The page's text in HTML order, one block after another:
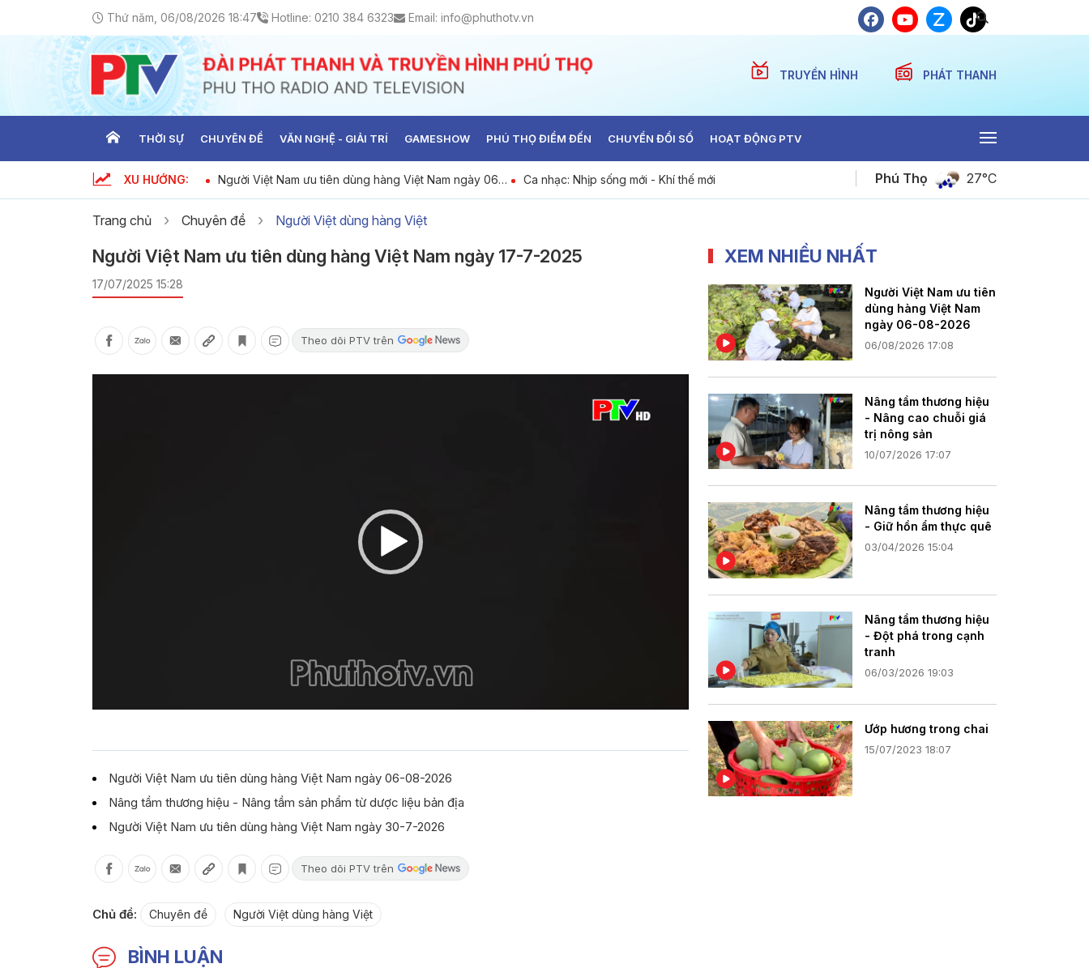
Thứ năm, 06/08/2026 18:47 Hotline: 0210 384 6323 Email: info@phuthotv.vn
TRUYỀN HÌNH PHÁT THANH
THỜI SỰ CHUYÊN ĐỀ VĂN NGHỆ - GIẢI TRÍ GAMESHOW PHÚ THỌ ĐIỂM ĐẾN CHUYỂN ĐỔI SỐ HOẠT ĐỘNG PTV
XU HƯỚNG:
ngày 06-08-2026
Người Việt Nam ưu tiên dùng hàng Việt Nam ngày 06-
Ca nhạc: Nhịp sống mới - Khí thế mới Tảo hôn - Hệ lụy và chế tài
Phú Thọ 27°C
Trang chủ Chuyên đề Người Việt dùng hàng Việt
Người Việt Nam ưu tiên dùng hàng Việt Nam ngày 17-7-2025
17/07/2025 15:28
Theo dõi PTV trên
Người Việt Nam ưu tiên dùng hàng Việt Nam ngày 06-08-2026
Nâng tầm thương hiệu - Nâng tầm sản phẩm từ dược liệu bản địa
Người Việt Nam ưu tiên dùng hàng Việt Nam ngày 30-7-2026
Theo dõi PTV trên
Chủ đề: Chuyên đề Người Việt dùng hàng Việt
BÌNH LUẬN
XEM NHIỀU NHẤT
Người Việt Nam ưu tiên
dùng hàng Việt Nam
ngày 06-08-2026
06/08/2026 17:08
Nâng tầm thương hiệu
- Nâng cao chuỗi giá
trị nông sản
10/07/2026 17:07
Nâng tầm thương hiệu
- Giữ hồn ẩm thực quê
03/04/2026 15:04
Nâng tầm thương hiệu
- Đột phá trong cạnh
tranh
06/03/2026 19:03
Ướp hương trong chai
15/07/2023 18:07